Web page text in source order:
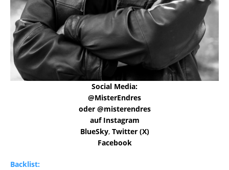
Social Media:
@MisterEndres
oder @misterendres
auf Instagram
BlueSky, Twitter (X)
Facebook
Backlist: